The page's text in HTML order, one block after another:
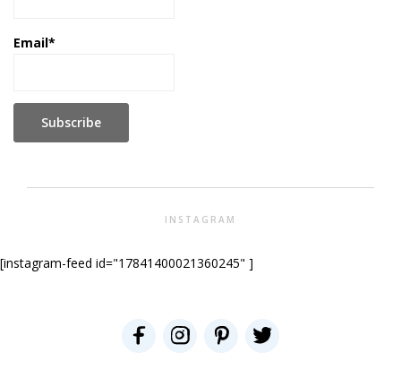
Email*
INSTAGRAM
[instagram-feed id="17841400021360245" ]